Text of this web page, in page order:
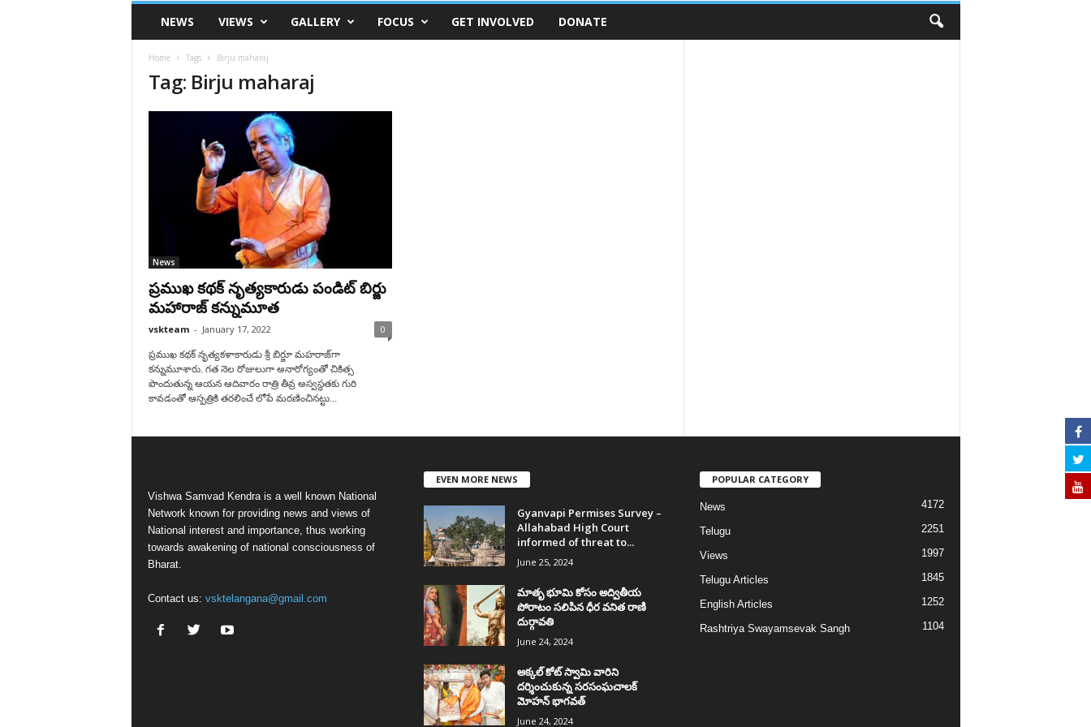
VSK
TelanganaNEWS VIEWS GALLERY FOCUS GET INVOLVED DONATE
Home Tags Birju maharaj
Tag: Birju maharaj
News
ప్రముఖ కథక్ నృత్య‌కారుడు పండిట్ బిర్జు
మహారాజ్‌‌ కన్నుమూత
vskteam - January 17, 2022 0
ప్ర‌ముఖ క‌థ‌క్‌ నృత్య‌క‌ళాకారుడు శ్రీ బిర్జూ మహరాజ్‌గా
క‌న్నుమూశారు. గత నెల రోజులుగా అనారోగ్యంతో చికిత్స
పొందుతున్న ఆయ‌న ఆదివారం రాత్రి తీవ్ర అస్వ‌స్థ‌తకు గురి
కావ‌డంతో ఆస్ప‌త్రికి త‌ర‌లించే లోపే మ‌ర‌ణించిన‌ట్టు...
Vishwa Samvad Kendra is a well known National
Network known for providing news and views of
National interest and importance, thus working
towards awakening of national consciousness of
Bharat.
Contact us: vsktelangana@gmail.com
EVEN MORE NEWS
Gyanvapi Permises Survey –
Allahabad High Court
informed of threat to...
June 25, 2024
మాతృ భూమి కోసం అద్వితీయ
పోరాటం సలిపిన ధీర వనిత రాణి
దుర్గావతి
June 24, 2024
అక్కల్‌ కోట్‌ స్వామి వారిని
దర్శించుకున్న సరసంఘచాలక్
మోహన్ భాగవత్
June 24, 2024
POPULAR CATEGORY
News 4172
Telugu 2251
Views 1997
Telugu Articles 1845
English Articles 1252
Rashtriya Swayamsevak Sangh 1104